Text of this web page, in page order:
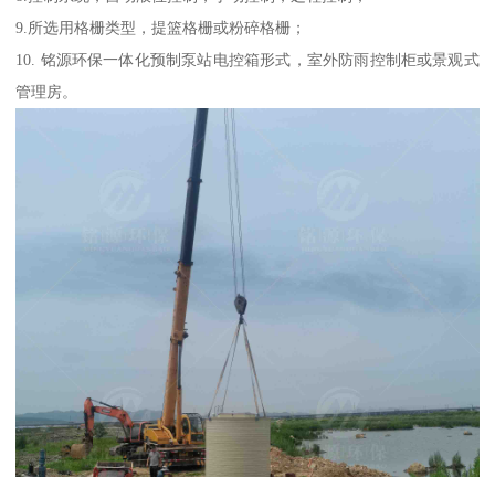
9.所选用格栅类型，提篮格栅或粉碎格栅；
10. 铭源环保一体化预制泵站电控箱形式，室外防雨控制柜或景观式
管理房。